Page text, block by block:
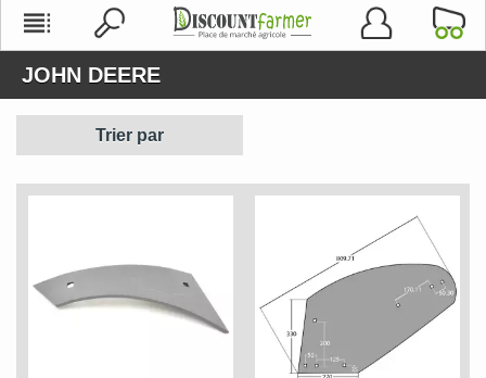
JOHN DEERE
Trier par